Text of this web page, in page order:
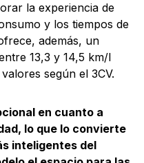
la experiencia de
y los tiempos de
además, un
13,3 y 14,5 km/l
según el 3CV.
en cuanto a
lo que lo convierte
inteligentes del